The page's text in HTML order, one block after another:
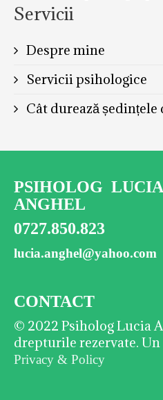
Servicii
Despre mine
Servicii psihologice
Cât durează
PSIHOLOG
ANGHEL
0727.850.823
lucia.anghel@yahoo.com
CONTACT
© 2022 Psiholog Lucia
drepturile rezervate.
Privacy & Policy